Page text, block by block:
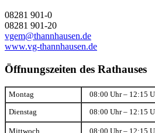
08281 901-0
08281 901-20
vgem@thannhausen.de
www.vg-thannhausen.de
Öffnungszeiten des Rathauses
Montag 08:00 Uhr – 12:15
Dienstag 08:00 Uhr – 12:15